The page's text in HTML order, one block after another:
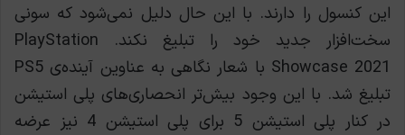
این کنسول را دارند. با این حال دلیل نمی‌شود که سونی
سخت‌افزار جدید خود را تبلیغ نکند. PlayStation
Showcase 2021 با شعار نگاهی به عناوین آینده‌ی PS5
تبلیغ شد. با این وجود بیش‌تر انحصاری‌های پلی استیشن
در کنار پلی استیشن 5 برای پلی استیشن 4 نیز عرضه